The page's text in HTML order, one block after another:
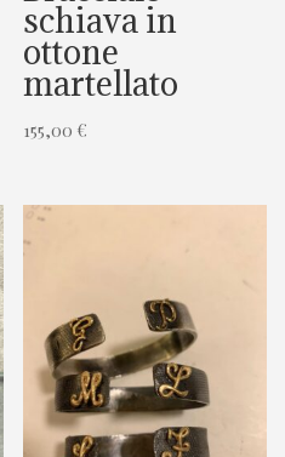
schiava in
ottone
martellato
155,00 €